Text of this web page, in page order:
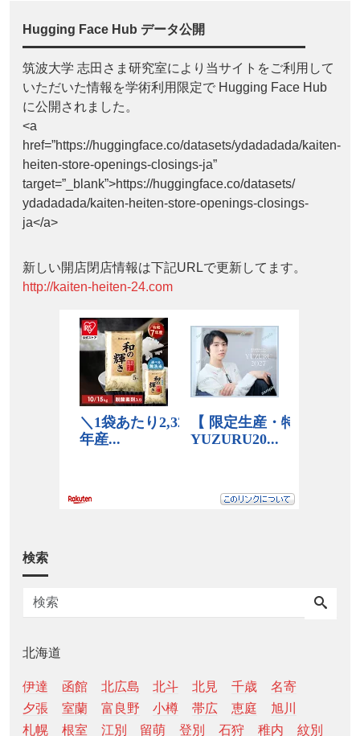
Hugging Face Hub データ公開
筑波大学 志田さま研究室により当サイトをご利用して
いただいた情報を学術利用限定で Hugging Face Hub
に公開されました。
<a
href=”https://huggingface.co/datasets/ydadadada/kaiten-
heiten-store-openings-closings-ja”
target=”_blank”>https://huggingface.co/datasets/
ydadadada/kaiten-heiten-store-openings-closings-
ja</a>
新しい開店閉店情報は下記URLで更新してます。
http://kaiten-heiten-24.com
検索
北海道
伊達 函館 北広島 北斗 北見 千歳
名寄
夕張
室蘭 富良野 小樽 帯広 恵庭
旭川
札幌
根室 江別 留萌 登別 石狩 稚内
紋別